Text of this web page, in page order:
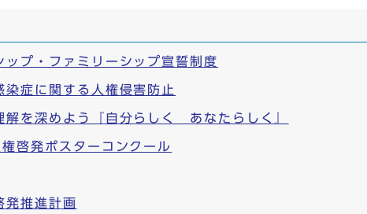
ップ・ファミリーシップ宣誓制度
染症に関する人権侵害防止
解を深めよう『自分らしく あなたらしく』
啓発ポスターコンクール
発推進計画